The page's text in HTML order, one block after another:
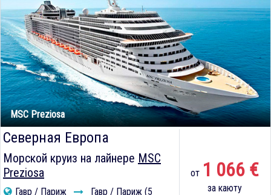
MSC Preziosa
Северная Европа
Морской круиз на лайнере MSC
Preziosa
Гавр / Париж
Гавр / Париж (5
от 1 066 €
за каюту